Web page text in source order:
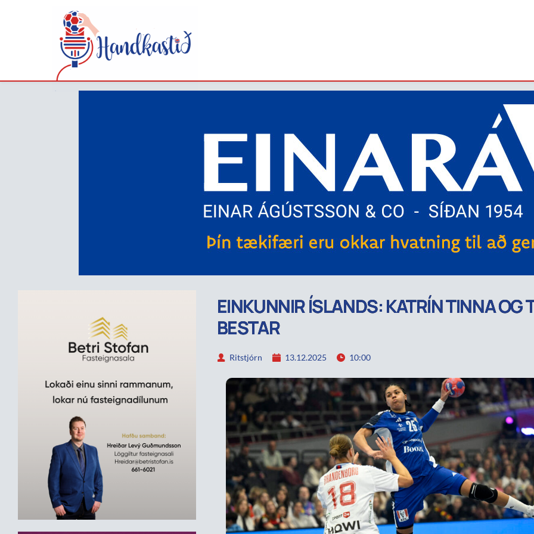
EINKUNNIR ÍSLANDS: KATRÍN TINNA OG
BESTAR
Ritstjórn 13.12.2025 10:00